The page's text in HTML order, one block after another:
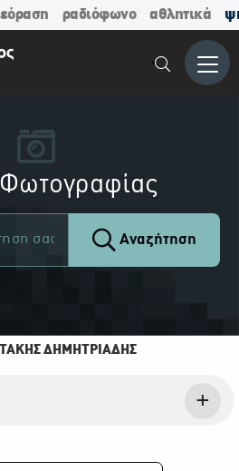
ραδιόφωνο αθλητικά
Μενού
Αναζήτηση
ΤΆΚΗΣ ΔΗΜΗΤΡΙΆΔΗΣ